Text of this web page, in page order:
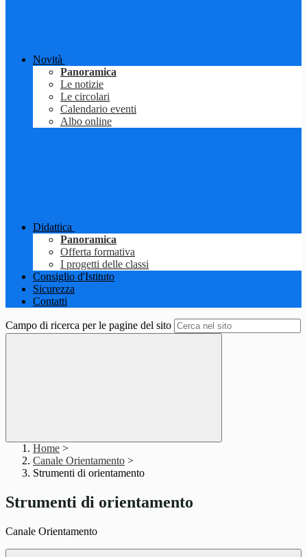
Novità
Panoramica
Le notizie
Le circolari
Calendario eventi
Albo online
Didattica
Panoramica
Offerta formativa
I progetti delle classi
Consiglio d'Istituto
Sicurezza
Contatti
Campo di ricerca per le pagine del sito
Home >
Canale Orientamento >
Strumenti di orientamento
Strumenti di orientamento
Canale Orientamento